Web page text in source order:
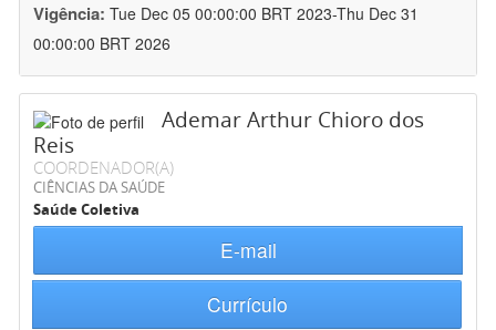
Vigência: Tue Dec 05 00:00:00 BRT 2023-Thu Dec 31
00:00:00 BRT 2026
Ademar Arthur Chioro dos
Reis
COORDENADOR(A)
CIÊNCIAS DA SAÚDE
Saúde Coletiva
E-mail
Currículo